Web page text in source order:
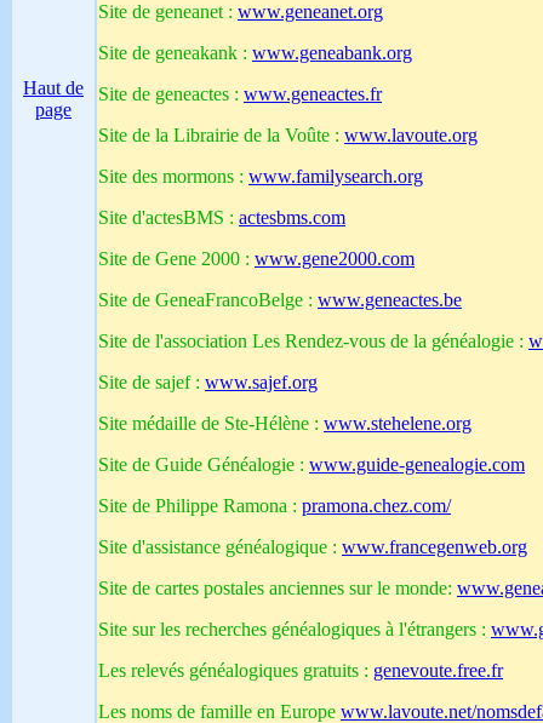
Haut de
page
Site de geneanet : www.geneanet.org
Site de geneakank : www.geneabank.org
Site de geneactes : www.geneactes.fr
Site de la Librairie de la Voûte : www.lavoute.org
Site des mormons : www.familysearch.org
Site d'actesBMS : actesbms.com
Site de Gene 2000 : www.gene2000.com
Site de GeneaFrancoBelge : www.geneactes.be
Site de l'association Les Rendez-vous de la généalogie :
Site de sajef : www.sajef.org
Site médaille de Ste-Hélène : www.stehelene.org
Site de Guide Généalogie : www.guide-genealogie.com
Site de Philippe Ramona : pramona.chez.com/
Site d'assistance généalogique : www.francegenweb.org
Site de cartes postales anciennes sur le monde:
Site sur les recherches généalogiques à l'étrangers :
Les relevés généalogiques gratuits : genevoute.free.fr
Les noms de famille en Europe www.lavoute.net/